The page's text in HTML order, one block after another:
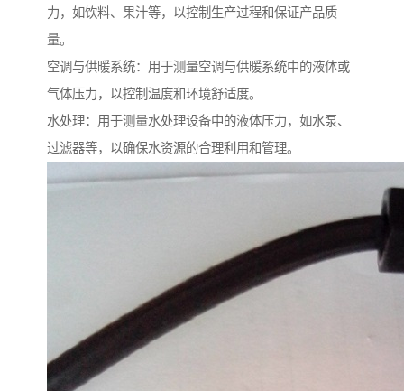
力，如饮料、果汁等，以控制生产过程和保证产品质
量。
空调与供暖系统：用于测量空调与供暖系统中的液体或
气体压力，以控制温度和环境舒适度。
水处理：用于测量水处理设备中的液体压力，如水泵、
过滤器等，以确保水资源的合理利用和管理。